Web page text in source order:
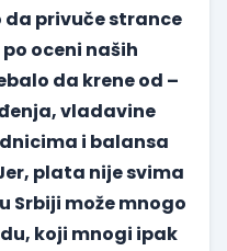
privuče strance
oceni naših
da krene od –
vladavine
i balansa
plata nije svima
Srbiji može mnogo
koji mnogi ipak